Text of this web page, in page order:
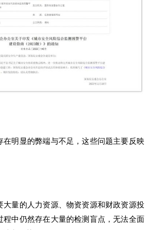
在明显的弊端与不足，这些问题主要反映
大量的人力资源、物资资源和财政资源投
程中仍然存在大量的检测盲点，无法全面